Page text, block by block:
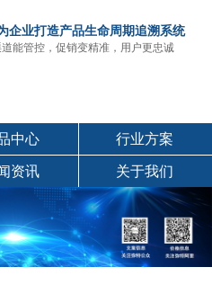
企业打造产品生命周期追溯系统
能管控，促销变精准，用户更忠诚
中心 行业方案
资讯 关于我们